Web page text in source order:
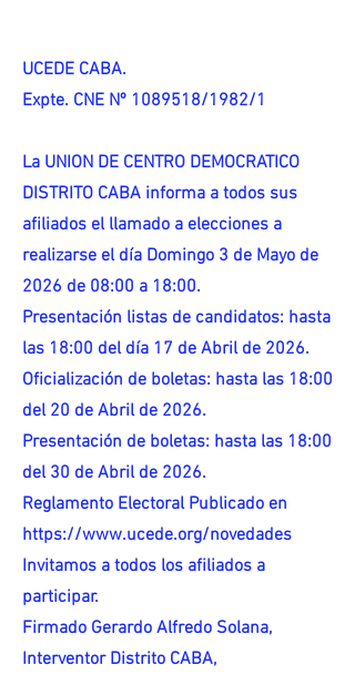
UCEDE CABA.
Expte. CNE Nº 1089518/1982/1
La UNION DE CENTRO DEMOCRATICO
DISTRITO CABA informa a todos sus
afiliados el llamado a elecciones a
realizarse el día Domingo 3 de Mayo de
2026 de 08:00 a 18:00.
Presentación listas de candidatos: hasta
las 18:00 del día 17 de Abril de 2026.
Oficialización de boletas: hasta las 18:00
del 20 de Abril de 2026.
Presentación de boletas: hasta las 18:00
del 30 de Abril de 2026.
Reglamento Electoral Publicado en
https://www.ucede.org/novedades
Invitamos a todos los afiliados a
participar.
Firmado Gerardo Alfredo Solana,
Interventor Distrito CABA,